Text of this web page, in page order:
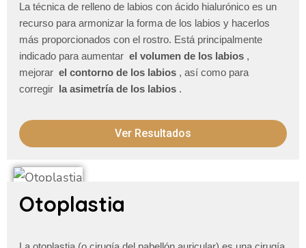
La técnica de relleno de labios con ácido hialurónico es un
recurso para armonizar la forma de los labios y hacerlos
más proporcionados con el rostro. Está principalmente
indicado para aumentar el volumen de los labios,
mejorar el contorno de los labios, así como para
corregir la asimetría de los labios.
Ver Resultados
Otoplastia